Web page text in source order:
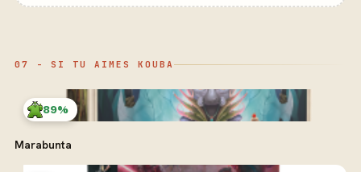
07 - SI TU AIMES KOUBA
89%
Marabunta